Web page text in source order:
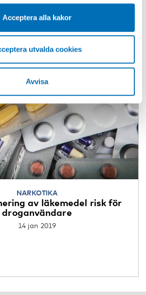
Acceptera alla kakor
utvalda cookies
Avvisa
NARKOTIKA
av läkemedel risk för
droganvändare
14 jan 2019